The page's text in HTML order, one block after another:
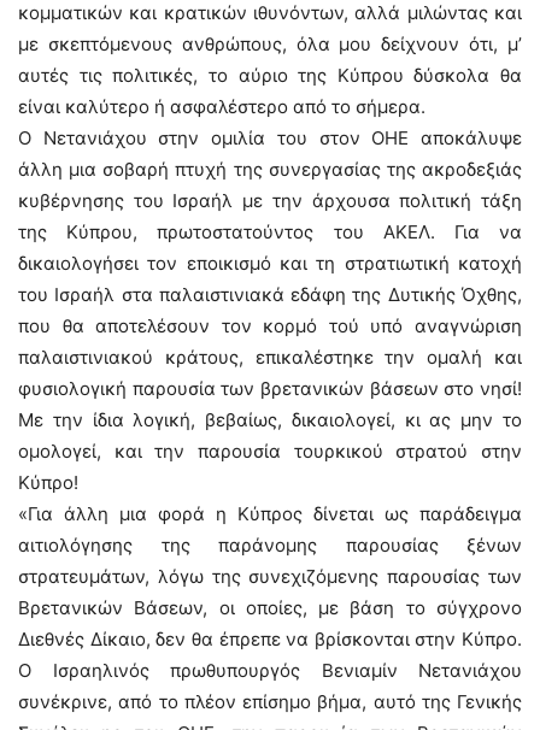
κομματικών και κρατικών ιθυνόντων, αλλά μιλώντας και
με σκεπτόμενους ανθρώπους, όλα μου δείχνουν ότι, μ’
αυτές τις πολιτικές, το αύριο της Κύπρου δύσκολα θα
είναι καλύτερο ή ασφαλέστερο από το σήμερα.
Ο Νετανιάχου στην ομιλία του στον ΟΗΕ αποκάλυψε
άλλη μια σοβαρή πτυχή της συνεργασίας της ακροδεξιάς
κυβέρνησης του Ισραήλ με την άρχουσα πολιτική τάξη
της Κύπρου, πρωτοστατούντος του ΑΚΕΛ. Για να
δικαιολογήσει τον εποικισμό και τη στρατιωτική κατοχή
του Ισραήλ στα παλαιστινιακά εδάφη της Δυτικής Όχθης,
που θα αποτελέσουν τον κορμό τού υπό αναγνώριση
παλαιστινιακού κράτους, επικαλέστηκε την ομαλή και
φυσιολογική παρουσία των βρετανικών βάσεων στο νησί!
Με την ίδια λογική, βεβαίως, δικαιολογεί, κι ας μην το
ομολογεί, και την παρουσία τουρκικού στρατού στην
Κύπρο!
«Για άλλη μια φορά η Κύπρος δίνεται ως παράδειγμα
αιτιολόγησης της παράνομης παρουσίας ξένων
στρατευμάτων, λόγω της συνεχιζόμενης παρουσίας των
Βρετανικών Βάσεων, οι οποίες, με βάση το σύγχρονο
Διεθνές Δίκαιο, δεν θα έπρεπε να βρίσκονται στην Κύπρο.
Ο Ισραηλινός πρωθυπουργός Βενιαμίν Νετανιάχου
συνέκρινε, από το πλέον επίσημο βήμα, αυτό της Γενικής